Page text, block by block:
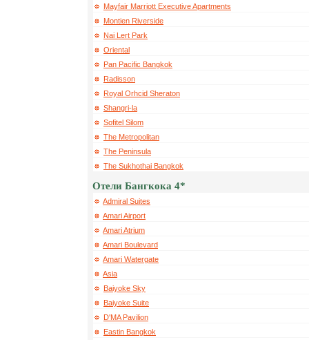
Mayfair Marriott Executive Apartments
Montien Riverside
Nai Lert Park
Oriental
Pan Pacific Bangkok
Radisson
Royal Orhcid Sheraton
Shangri-la
Sofitel Silom
The Metropolitan
The Peninsula
The Sukhothai Bangkok
Отели Бангкока 4*
Admiral Suites
Amari Airport
Amari Atrium
Amari Boulevard
Amari Watergate
Asia
Baiyoke Sky
Baiyoke Suite
D'MA Pavilion
Eastin Bangkok